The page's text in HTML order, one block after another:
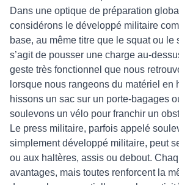
Dans une optique de préparation
considérons le développé militaire
base, au même titre que le squat ou le
s’agit de pousser une charge au-
geste très fonctionnel que nous
lorsque nous rangeons du matériel en
hissons un sac sur un porte-bagages
soulevons un vélo pour franchir un
Le press militaire, parfois appelé
simplement développé militaire, peut
ou aux haltères, assis ou debout.
avantages, mais toutes renforcent la